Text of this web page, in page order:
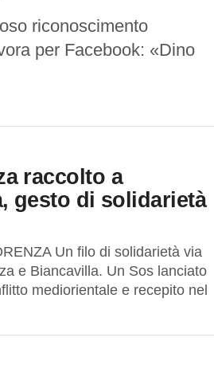
riconoscimento
per Facebook: «Dino
raccolto a
gesto di solidarietà
Un filo di solidarietà via
e Biancavilla. Un Sos lanciato
mediorientale e recepito nel